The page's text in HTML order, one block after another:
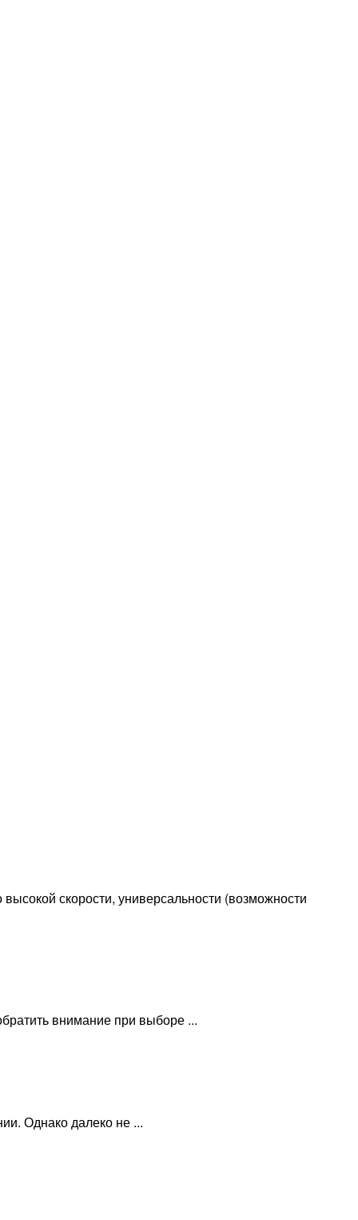
скорости, универсальности (возможности
внимание при выборе ...
Однако далеко не ...